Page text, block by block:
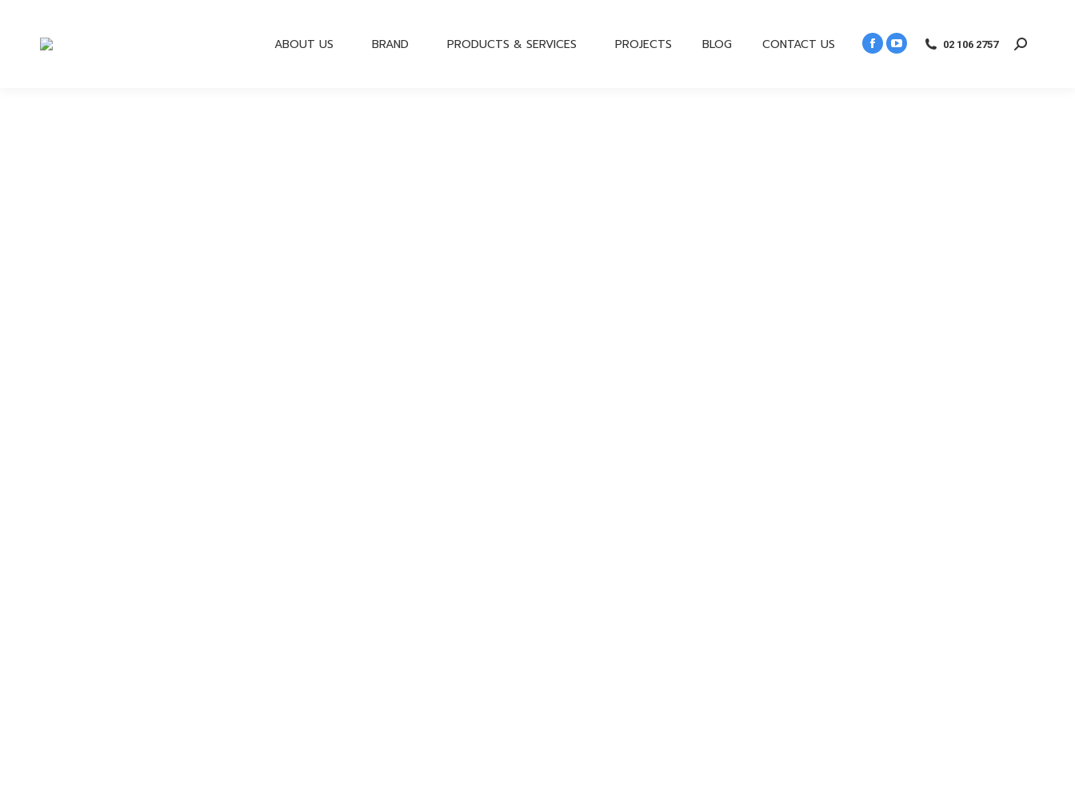
ABOUT US BRAND PRODUCTS & SERVICES PROJECTS BLOG CONTACT US 02 106 2757